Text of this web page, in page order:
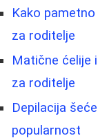
Kako
za roditelje
Matične ćelije
za roditelje
Depilacija
popularnost